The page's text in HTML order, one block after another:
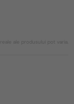
ale produsului pot varia.